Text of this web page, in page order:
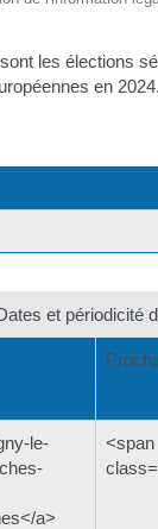
les élections
en 2024.
et périodicité
le-
a>
<span